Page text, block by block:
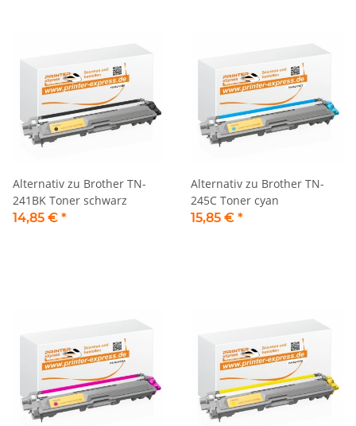
Alternativ zu Brother TN-
241BK Toner schwarz
14,85 € *
Alternativ zu Brother TN-
245C Toner cyan
15,85 € *